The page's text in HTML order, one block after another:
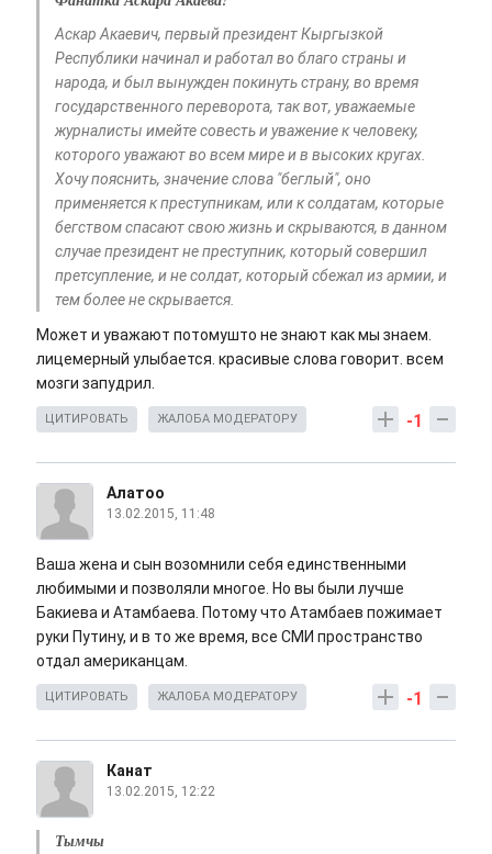
Аскар Акаевич, первый президент Кыргызкой
Республики начинал и работал во благо страны и
народа, и был вынужден покинуть страну, во время
государственного переворота, так вот, уважаемые
журналисты имейте совесть и уважение к человеку,
которого уважают во всем мире и в высоких кругах.
Хочу пояснить, значение слова "беглый", оно
применяется к преступникам, или к солдатам, которые
бегством спасают свою жизнь и скрываются, в данном
случае президент не преступник, который совершил
претсупление, и не солдат, который сбежал из армии, и
тем более не скрывается.
Может и уважают потомушто не знают как мы знаем.
лицемерный улыбается. красивые слова говорит. всем
мозги запудрил.
-1
ЦИТИРОВАТЬ ЖАЛОБА МОДЕРАТОРУ
Алатоо
13.02.2015, 11:48
Ваша жена и сын возомнили себя единственными
любимыми и позволяли многое. Но вы были лучше
Бакиева и Атамбаева. Потому что Атамбаев пожимает
руки Путину, и в то же время, все СМИ пространство
отдал американцам.
-1
ЦИТИРОВАТЬ ЖАЛОБА МОДЕРАТОРУ
Канат
13.02.2015, 12:22
Тымчы